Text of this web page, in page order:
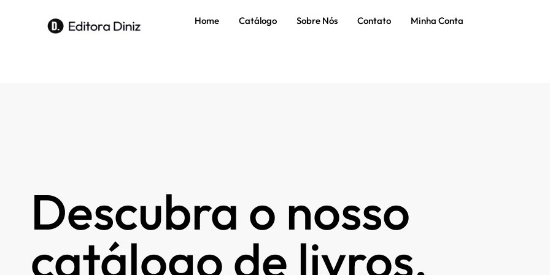
Home Catálogo Sobre Nós Contato Minha Conta
Descubra o nosso
catálogo de livros.